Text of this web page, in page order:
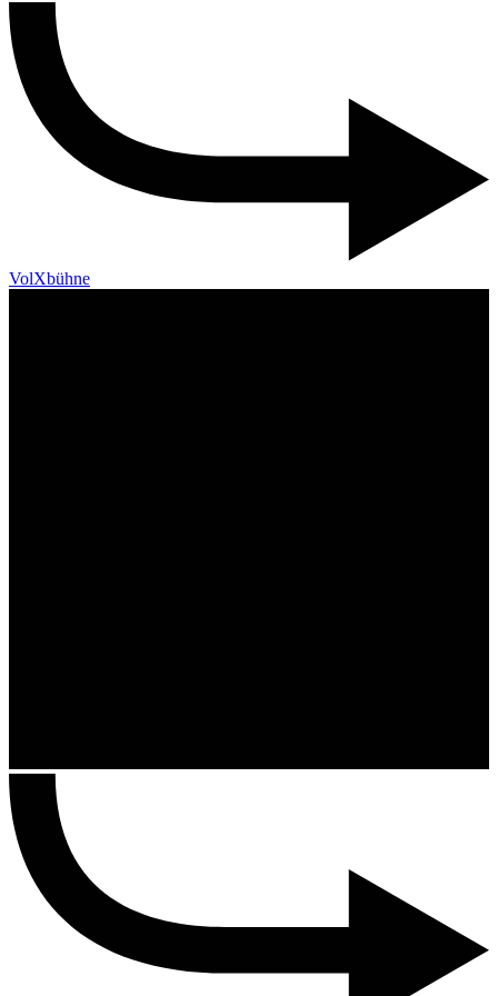
VolXbühne